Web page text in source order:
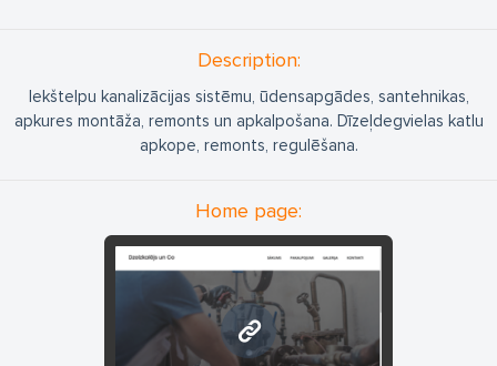
Description:
Iekštelpu kanalizācijas sistēmu, ūdensapgādes, santehnikas,
apkures montāža, remonts un apkalpošana. Dīzeļdegvielas katlu
apkope, remonts, regulēšana.
Home page:
dzelzkalejsunco.lv